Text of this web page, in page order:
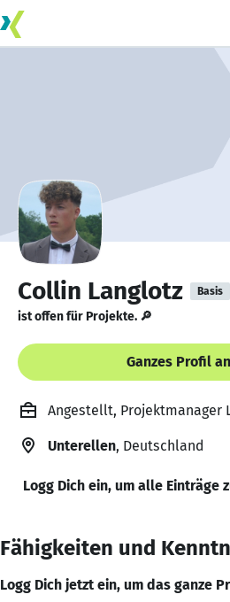
Collin Langlotz Basis
ist offen für Projekte. 🔎
Ganzes Profil
Angestellt, Projektmanager
Unterellen, Deutschland
Logg Dich ein, um alle Einträge
Fähigkeiten und
Logg Dich jetzt ein, um das ganze